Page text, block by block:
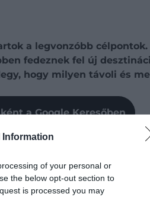
Information
of your personal or
the below opt-out section to
is processed you may
a legvonzóbb
fedeznek fel új
hogy milyen távoli és
a Google Keresőben